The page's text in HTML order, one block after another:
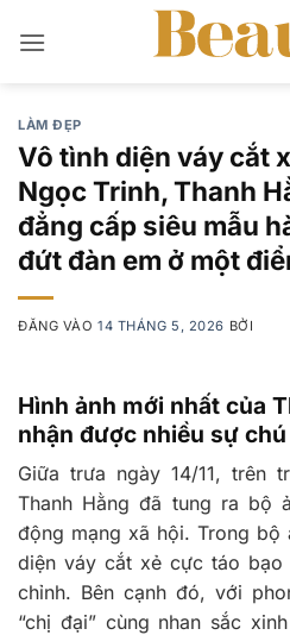
qua
LÀM ĐẸP
Vô tình diện váy cắt
Ngọc Trinh, Thanh
đẳng cấp siêu mẫu
đứt đàn em ở một
ĐĂNG VÀO14 THÁNG 5, 2026 BỞI
Hình ảnh mới nhất của
nhận được nhiều sự
Giữa trưa ngày 14/11, trên
Thanh Hằng đã tung ra bộ
động mạng xã hội. Trong bộ
diện váy cắt xẻ cực táo
chỉnh. Bên cạnh đó, với
“chị đại” cùng nhan sắc